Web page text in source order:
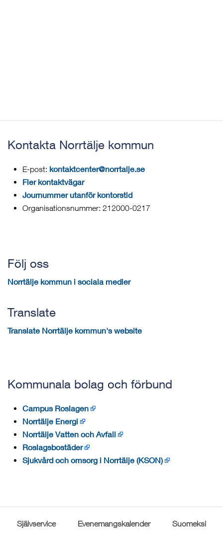
Kontakta Norrtälje kommun
E-post: kontaktcenter@norrtalje.se
Fler kontaktvägar
Journummer utanför kontorstid
Organisationsnummer: 212000-0217
Följ oss
Norrtälje kommun i sociala medier
Translate
Translate Norrtälje kommun's website
Kommunala bolag och förbund
Campus Roslagen
Norrtälje Energi
Norrtälje Vatten och Avfall
Roslagsbostäder
Sjukvård och omsorg i Norrtälje (KSON)
Självservice Evenemangskalender Suomeksi